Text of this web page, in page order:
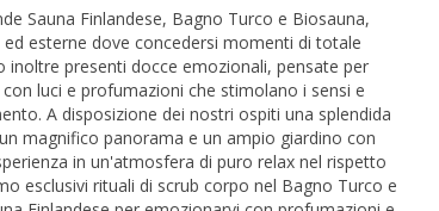
Sauna Finlandese, Bagno Turco e Biosauna,
esterne dove concedersi momenti di totale
inoltre presenti docce emozionali, pensate per
luci e profumazioni che stimolano i sensi e
A disposizione dei nostri ospiti una splendida
magnifico panorama e un ampio giardino con
in un'atmosfera di puro relax nel rispetto
esclusivi rituali di scrub corpo nel Bagno Turco e